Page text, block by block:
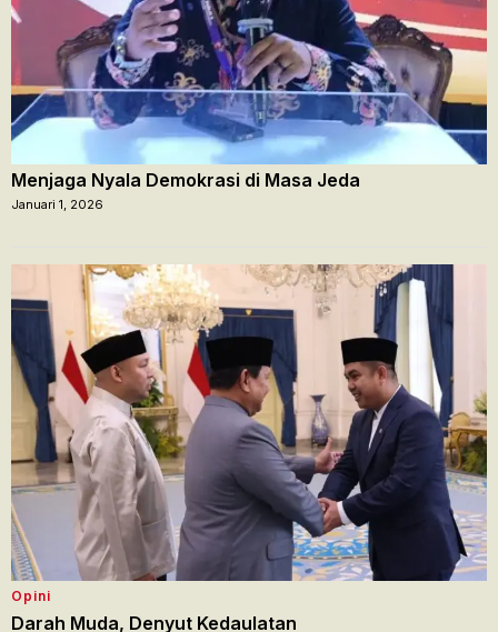
Menjaga Nyala Demokrasi di Masa Jeda
Januari 1, 2026
Opini
Darah Muda, Denyut Kedaulatan